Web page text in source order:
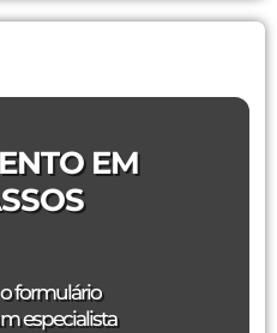
EM
formulário
especialista